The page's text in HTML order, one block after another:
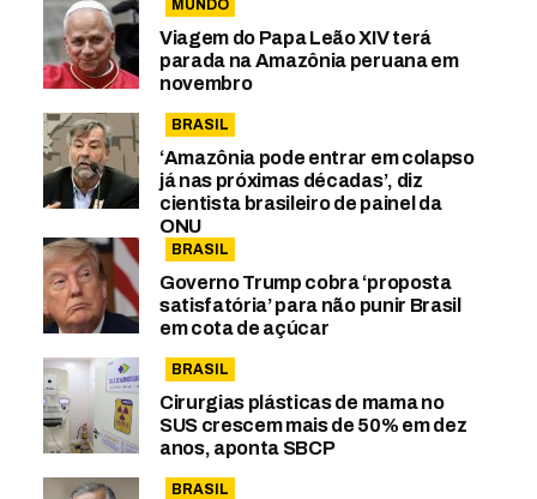
MUNDO
Viagem do Papa Leão XIV terá
parada na Amazônia peruana em
novembro
BRASIL
‘Amazônia pode entrar em colapso
já nas próximas décadas’, diz
cientista brasileiro de painel da
ONU
BRASIL
Governo Trump cobra ‘proposta
satisfatória’ para não punir Brasil
em cota de açúcar
BRASIL
Cirurgias plásticas de mama no
SUS crescem mais de 50% em dez
anos, aponta SBCP
BRASIL